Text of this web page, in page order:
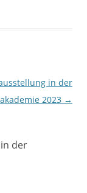
in der
2023 →
der